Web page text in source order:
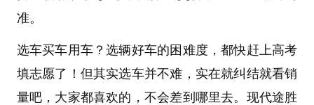
准。
选车买车用车？选辆好车的困难度，都快赶上高考
填志愿了！但其实选车并不难，实在就纠结就看销
量吧，大家都喜欢的，不会差到哪里去。现代途胜